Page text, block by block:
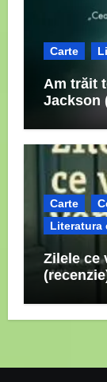
Carte
Am trăit
Jackson
Carte
Literatura
Zilele ce